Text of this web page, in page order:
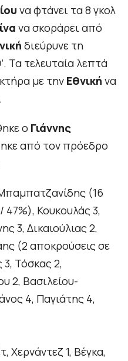
να φτάνει τα 8 γκολ
να σκοράρει από
διεύρυνε τη
Τα τελευταία λεπτά
με την Εθνική να
ο Γιάννης
από τον πρόεδρο
(16
47%), Κουκουλάς 3,
3, Δικαιούλιας 2,
(2 αποκρούσεις σε
Τόσκας 2,
2, Βασιλείου-
4, Παγιάτης 4,
Χερνάντεζ 1, Βέγκα,